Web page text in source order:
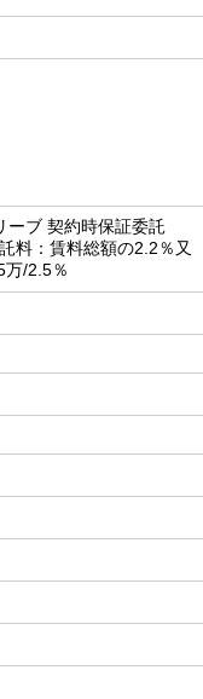
ーブ 契約時保証委託
料：賃料総額の2.2％又
万/2.5％